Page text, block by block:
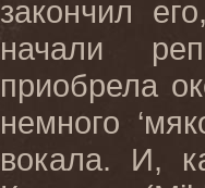
закончил
начали
приобрела
немного
вокала. И,